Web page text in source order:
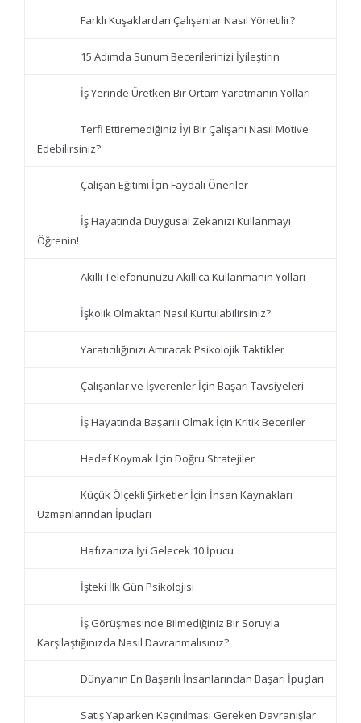
Farklı Kuşaklardan Çalışanlar Nasıl Yönetilir?
15 Adımda Sunum Becerilerinizi İyileştirin
İş Yerinde Üretken Bir Ortam Yaratmanın Yolları
Terfi Ettiremediğiniz İyi Bir Çalışanı Nasıl Motive
Edebilirsiniz?
Çalışan Eğitimi İçin Faydalı Öneriler
İş Hayatında Duygusal Zekanızı Kullanmayı
Öğrenin!
Akıllı Telefonunuzu Akıllıca Kullanmanın Yolları
İşkolik Olmaktan Nasıl Kurtulabilirsiniz?
Yaratıcılığınızı Artıracak Psikolojik Taktikler
Çalışanlar ve İşverenler İçin Başarı Tavsiyeleri
İş Hayatında Başarılı Olmak İçin Kritik Beceriler
Hedef Koymak İçin Doğru Stratejiler
Küçük Ölçekli Şirketler İçin İnsan Kaynakları
Uzmanlarından İpuçları
Hafızanıza İyi Gelecek 10 İpucu
İşteki İlk Gün Psikolojisi
İş Görüşmesinde Bilmediğiniz Bir Soruyla
Karşılaştığınızda Nasıl Davranmalısınız?
Dünyanın En Başarılı İnsanlarından Başarı İpuçları
Satış Yaparken Kaçınılması Gereken Davranışlar